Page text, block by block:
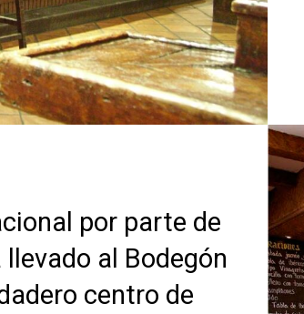
por parte de
al Bodegón
centro de